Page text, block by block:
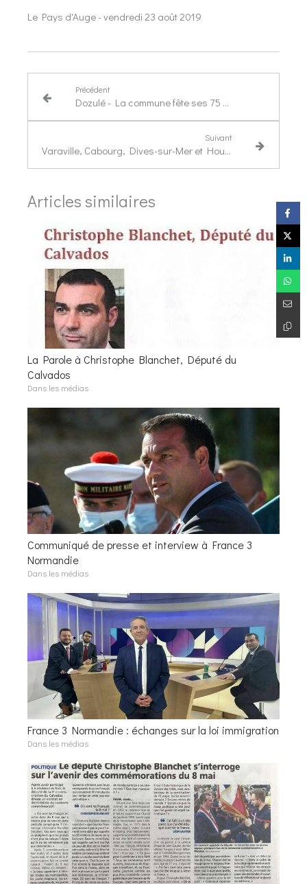
Le Pays d'Auge - vendredi 23 août 2019
Précédent
Dozulé - La commune fête ses 75 ans de liberté
Suivant
Varaville, Cabourg, Dives-sur-Mer et Houlgate célèbrent leurs libérateurs
Articles similaires
La Parole à Christophe Blanchet, Député du
Calvados
Dans les médias
Communiqué de presse et interview à France 3
Normandie
Dans les médias
France 3 Normandie : échanges sur la loi immigration
Dans les médias